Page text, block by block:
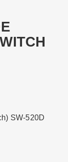
SW-520D